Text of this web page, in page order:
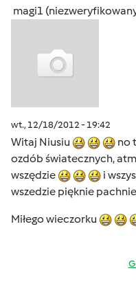
magi1
wt., 12/18/2012 - 19:42
Witaj Niusiu
no
ozdób światecznych,
wszędzie
i
wszedzie pięknie
Miłego wieczorku